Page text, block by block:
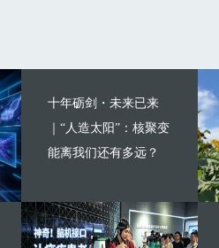
十年砺剑・未来已来
｜“人造太阳”：核聚变
能离我们还有多远？